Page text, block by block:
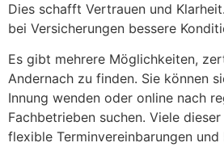
Dies schafft Vertrauen und
bei Versicherungen bessere
Es gibt mehrere Möglichkeiten,
Andernach zu finden. Sie können
Innung wenden oder online nach
Fachbetrieben suchen. Viele
flexible Terminvereinbarungen